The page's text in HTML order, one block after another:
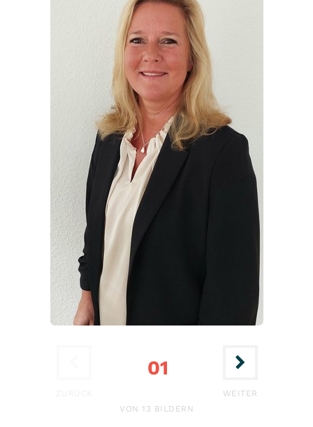
Dr. med. Evelyn Hemper - Chefärztin der
Psychosomatik
01
WEITER
VON 13 BILDERN